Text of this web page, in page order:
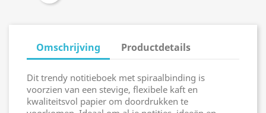
Omschrijving Productdetails
Dit trendy notitieboek met spiraalbinding is
voorzien van een stevige, flexibele kaft en
kwaliteitsvol papier om doordrukken te